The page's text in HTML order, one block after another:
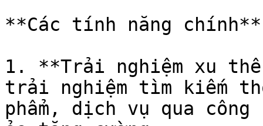
**Các tính năng chính**
1. **Trải nghiệm xu
trải nghiệm tìm kiếm
phẩm, dịch vụ qua